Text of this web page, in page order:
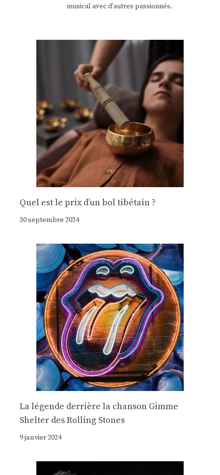
musical avec d'autres passionnés.
Quel est le prix d’un bol tibétain ?
30 septembre 2024
La légende derrière la chanson Gimme
Shelter des Rolling Stones
9 janvier 2024